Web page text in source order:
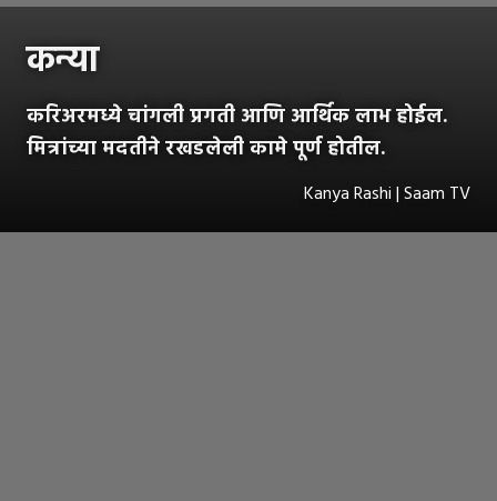
कन्या
करिअरमध्ये चांगली प्रगती आणि आर्थिक लाभ होईल.
मित्रांच्या मदतीने रखडलेली कामे पूर्ण होतील.
Kanya Rashi | Saam TV